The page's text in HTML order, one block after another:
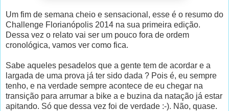
Um fim de semana cheio e sensacional, esse é o resumo do
Challenge Florianópolis 2014 na sua primeira edição.
Dessa vez o relato vai ser um pouco fora de ordem
cronológica, vamos ver como fica.
Sabe aqueles pesadelos que a gente tem de acordar e a
largada de uma prova já ter sido dada ? Pois é, eu sempre
tenho, e na verdade sempre acontece de eu chegar na
transição para arrumar a bike a e buzina da natação já estar
apitando. Só que dessa vez foi de verdade :-). Não, quase.